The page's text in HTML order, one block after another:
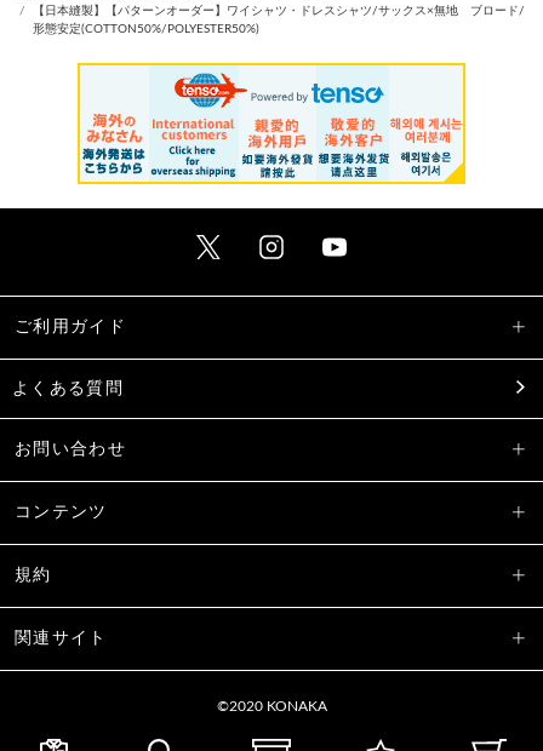
【日本縫製】【パターンオーダー】ワイシャツ・ドレスシャツ/サックス×無地 ブロード/
形態安定(COTTON50%/POLYESTER50%)
ご利用ガイド
よくある質問
お問い合わせ
コンテンツ
規約
関連サイト
©2020 KONAKA